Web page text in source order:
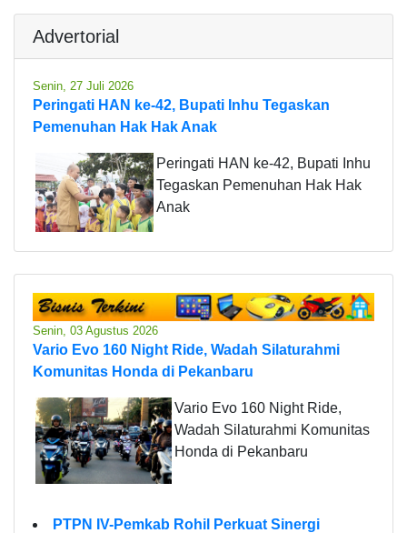
Advertorial
Senin, 27 Juli 2026
Peringati HAN ke-42, Bupati Inhu Tegaskan
Pemenuhan Hak Hak Anak
Peringati HAN ke-42, Bupati Inhu
Tegaskan Pemenuhan Hak Hak
Anak
Senin, 03 Agustus 2026
Vario Evo 160 Night Ride, Wadah Silaturahmi
Komunitas Honda di Pekanbaru
Vario Evo 160 Night Ride,
Wadah Silaturahmi Komunitas
Honda di Pekanbaru
PTPN IV-Pemkab Rohil Perkuat Sinergi